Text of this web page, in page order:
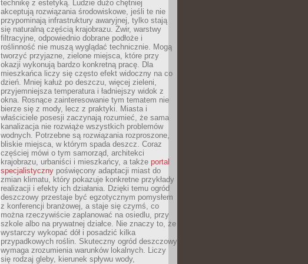
technikę z estetyką. Ludzie dużo chętniej
akceptują rozwiązania środowiskowe, jeśli te nie
przypominają infrastruktury awaryjnej, tylko stają
się naturalną częścią krajobrazu. Żwir, warstwy
filtracyjne, odpowiednio dobrane podłoże i
roślinność nie muszą wyglądać technicznie. Mogą
tworzyć przyjazne, zielone miejsca, które przy
okazji wykonują bardzo konkretną pracę. Dla
mieszkańca liczy się często efekt widoczny na co
dzień. Mniej kałuż po deszczu, więcej zieleni,
przyjemniejsza temperatura i ładniejszy widok z
okna. Rosnące zainteresowanie tym tematem nie
bierze się z mody, lecz z praktyki. Miasta i
właściciele posesji zaczynają rozumieć, że sama
kanalizacja nie rozwiąże wszystkich problemów
wodnych. Potrzebne są rozwiązania rozproszone,
bliskie miejsca, w którym spada deszcz. Coraz
częściej mówi o tym samorząd, architekci
krajobrazu, urbaniści i mieszkańcy, a także portal
specjalistyczny poświęcony adaptacji miast do
zmian klimatu, który pokazuje konkretne przykłady
realizacji i efekty ich działania. Dzięki temu ogród
deszczowy przestaje być egzotycznym pomysłem
z konferencji branżowej, a staje się czymś, co
można rzeczywiście zaplanować na osiedlu, przy
szkole albo na prywatnej działce. Nie znaczy to, że
wystarczy wykopać dół i posadzić kilka
przypadkowych roślin. Skuteczny ogród deszczowy
wymaga zrozumienia warunków lokalnych. Liczy
się rodzaj gleby, kierunek spływu wody,